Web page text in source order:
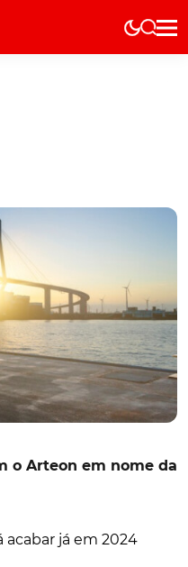
o Arteon em nome da